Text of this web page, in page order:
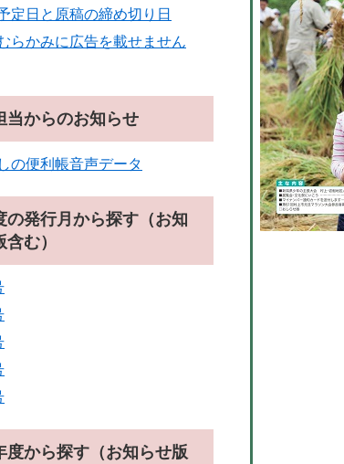
定日と原稿の締め切り日
らかみに広告を載せません
当からのお知らせ
の便利帳音声データ
の発行月から探す（お知
含む）
度から探す（お知らせ版